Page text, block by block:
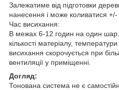
Залежатиме від підготовки
нанесення і може коливатися +/-
Час висихання:
В межах 6-12 годин на один шар.
кількості матеріалу,
висихання скорочується при
вентиляції у приміщенні.
Догляд:
Тонована система не є